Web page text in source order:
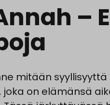
–
mitään syyllisyyttä
joka on elämänsä